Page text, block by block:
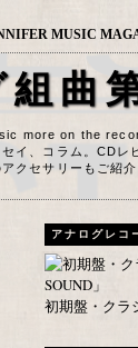
MUSIC
曲
more on the
イ、コラム。CDレ
クセサリーもご紹介
アナログレコ
初期盤・クラ